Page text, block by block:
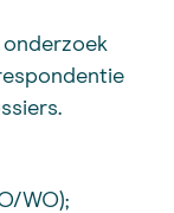
onderzoek
WO);